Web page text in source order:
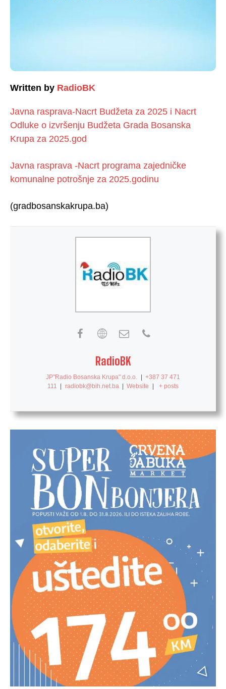
Written by RadioBK
Javna rasprava-Nacrt Budžeta za 2025 i Nacrt
Odluke o izvršenju Budžeta Grada Bosanska
Krupa za 2025.god
Javna rasprava -Nacrt programa zajedničke
komunalne potrošnje za 2025.godinu
(gradbosanskakrupa.ba)
RadioBK
JP"Radio Bosanska Krupa" d.o.o. | +387 37 471
111
| radiobk@bih.net.ba | Website | + posts